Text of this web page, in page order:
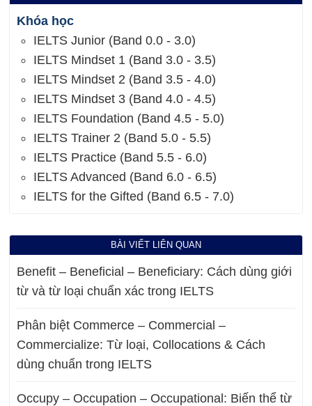
Khóa học
IELTS Junior (Band 0.0 - 3.0)
IELTS Mindset 1 (Band 3.0 - 3.5)
IELTS Mindset 2 (Band 3.5 - 4.0)
IELTS Mindset 3 (Band 4.0 - 4.5)
IELTS Foundation (Band 4.5 - 5.0)
IELTS Trainer 2 (Band 5.0 - 5.5)
IELTS Practice (Band 5.5 - 6.0)
IELTS Advanced (Band 6.0 - 6.5)
IELTS for the Gifted (Band 6.5 - 7.0)
BÀI VIẾT LIÊN QUAN
Benefit – Beneficial – Beneficiary: Cách dùng giới
từ và từ loại chuẩn xác trong IELTS
Phân biệt Commerce – Commercial –
Commercialize: Từ loại, Collocations & Cách
dùng chuẩn trong IELTS
Occupy – Occupation – Occupational: Biến thể từ